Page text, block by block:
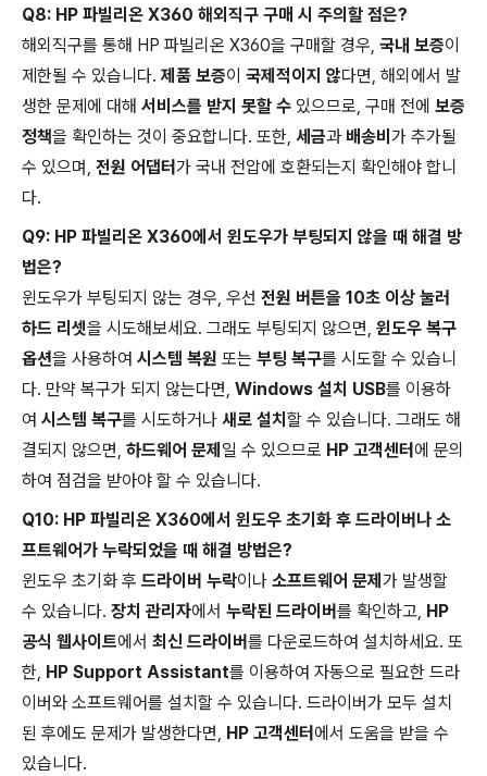
Q8: HP 파빌리온 X360 해외직구 구매 시 주의할 점은?
해외직구를 통해 HP 파빌리온 X360을 구매할 경우, 국내 보증이
제한될 수 있습니다.제품 보증이 국제적이지 않다면, 해외에서 발
생한 문제에 대해 서비스를 받지 못할 수 있으므로, 구매 전에 보증
정책을 확인하는 것이 중요합니다. 또한, 세금과 배송비 가 추가될
수 있으며, 전원 어댑터가 국내 전압에 호환되는지 확인해야 합니
다.
Q9: HP 파빌리온 X360에서 윈도우가 부팅되지 않을 때 해결 방
법은?
윈도우가 부팅되지 않는 경우, 우선 전원 버튼을 10초 이상 눌러
하드 리셋을 시도해보세요. 그래도 부팅되지 않으면, 윈도우 복구
옵션을 사용하여 시스템 복원 또는 부팅 복구를 시도할 수 있습니
다. 만약 복구가 되지 않는다면, Windows 설치 USB를 이용하
여 시스템 복구를 시도하거나 새로 설치 할 수 있습니다. 그래도 해
결되지 않으면, 하드웨어 문제 일 수 있으므로 HP 고객센터에 문의
하여 점검을 받아야 할 수 있습니다.
Q10: HP 파빌리온 X360에서 윈도우 초기화 후 드라이버나 소
프트웨어가 누락되었을 때 해결 방법은?
윈도우 초기화 후 드라이버 누락이나 소프트웨어 문제 가 발생할
수 있습니다. 장치 관리자에서 누락된 드라이버를 확인하고, HP
공식 웹사이트에서 최신 드라이버를 다운로드하여 설치하세요. 또
한, HP Support Assistant를 이용하여 자동으로 필요한 드라
이버와 소프트웨어를 설치할 수 있습니다. 드라이버가 모두 설치
된 후에도 문제가 발생한다면, HP 고객센터에서 도움을 받을 수
있습니다.